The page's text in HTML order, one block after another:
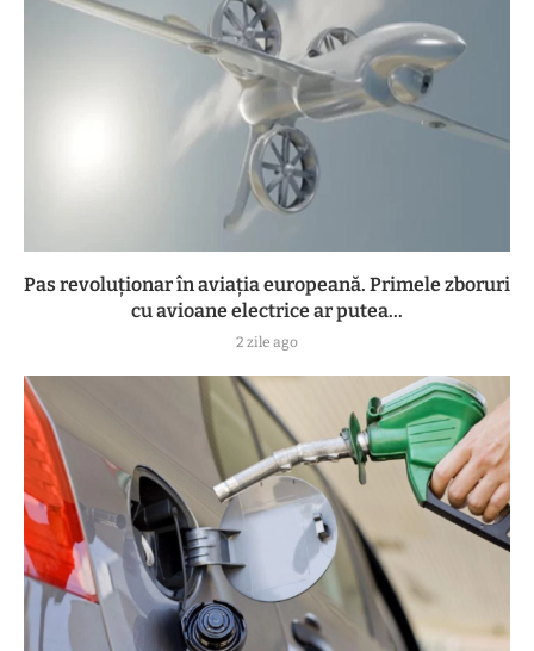
Pas revoluționar în aviația europeană. Primele zboruri
cu avioane electrice ar putea...
2 zile ago